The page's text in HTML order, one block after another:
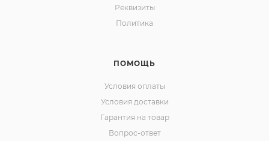
Реквизиты
Политика
ПОМОЩЬ
Условия оплаты
Условия доставки
Гарантия на товар
Вопрос-ответ